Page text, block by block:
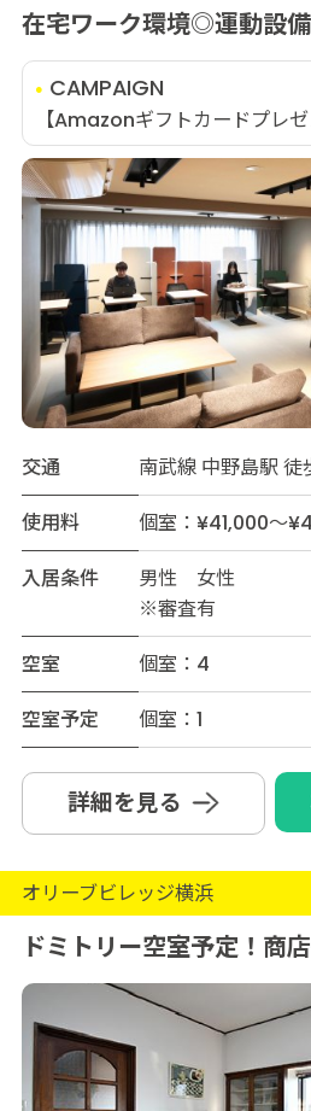
在宅ワーク環境◎運動設
CAMPAIGN
【Amazonギフトカードプレ
交通
南武線 中野島駅 徒
使用料
個室：¥41,000～
入居条件
男性 女性
※審査有
空室
個室：4
空室予定
個室：1
詳細を見る
オリーブビレッジ横浜
ドミトリー空室予定！商